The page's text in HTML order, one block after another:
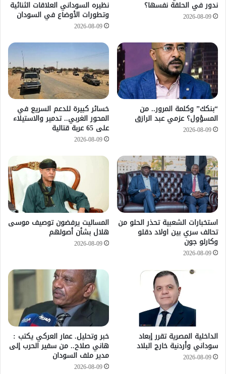
ندور في الحلقة نفسها؟
2026-08-09
نظيره السوداني العلاقات الثنائية
وتطورات الأوضاع في السودان
2026-08-09
“بنكك” وكلمة المرور.. من
المسؤول؟ عزمي عبد الرازق
2026-08-09
خسائر كبيرة للدعم السريع في
المحور الغربي.. تدمير والاستيلاء
على 65 عربة قتالية
2026-08-09
استخبارات الشعبية تحذر الحلو من
تحالف سري بين اولاد دقلو
وكارلو جون
2026-08-09
المساليت يرفضون توصيف موسى
هلال بشأن أصولهم
2026-08-09
الداخلية المصرية تقرر إبعاد
سوداني وأردنية خارج البلاد
2026-08-09
خبر وتحليل. عمار العركي يكتب :
هاني صلاح.. من سفير الحرب إلى
مدير ملف السودان
2026-08-09